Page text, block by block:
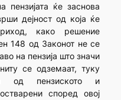
пензијата ќе заснова
дејност од која ќе
како решение
148 од Законот не се
на пензија што значи
се одземаат, туку
од пензиското и
според овој